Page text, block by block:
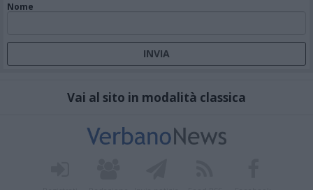
Nome
Vai al sito in modalità classica